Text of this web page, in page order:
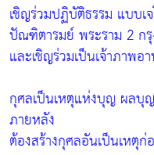
เชิญร่วมปฏิบัติธรรม แบบ
ปัณฑิตารมย์ พระราม 2 กรุ
และเชิญร่วมเป็นเจ้าภาพอ
กุศลเป็นเหตุแห่งบุญ ผลบุ
ภายหลัง
ต้องสร้างกุศลอันเป็นเหตุ